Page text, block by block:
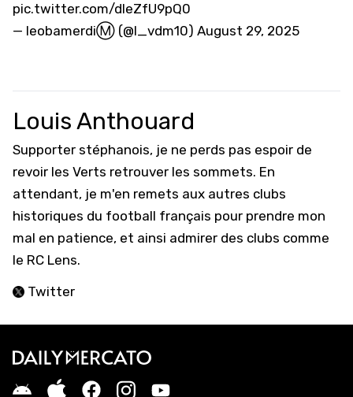
pic.twitter.com/dleZfU9pQ0
— leobamerdiⓂ️ (@l_vdm10) August 29, 2025
Louis Anthouard
Supporter stéphanois, je ne perds pas espoir de
revoir les Verts retrouver les sommets. En
attendant, je m'en remets aux autres clubs
historiques du football français pour prendre mon
mal en patience, et ainsi admirer des clubs comme
le RC Lens.
Twitter